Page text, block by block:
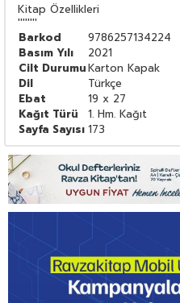
Kitap Özellikleri
''''''''
Barkod
9786257134224
Basım Yılı
2021
Cilt DurumuKarton Kapak
Dil
Türkçe
Ebat
19 x 27
Kağıt Türü
1. Hm. Kağıt
Sayfa Sayısı 173